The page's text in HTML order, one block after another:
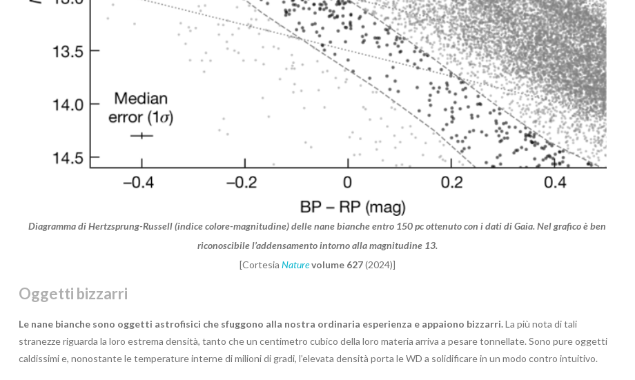
Diagramma di Hertzsprung-Russell (indice colore-magnitudine) delle nane bianche entro 150 pc ottenuto con i dati di Gaia. Nel grafico è ben
riconoscibile l’addensamento intorno alla magnitudine 13.
[Cortesia Nature volume 627(2024)]
Oggetti bizzarri
Le nane bianche sono oggetti astrofisici che sfuggono alla nostra ordinaria esperienza e appaiono bizzarri.La più nota di tali
stranezze riguarda la loro estrema densità, tanto che un centimetro cubico della loro materia arriva a pesare tonnellate. Sono pure oggetti
caldissimi e, nonostante le temperature interne di milioni di gradi, l’elevata densità porta le WD a solidificare in un modo contro intuitivo.